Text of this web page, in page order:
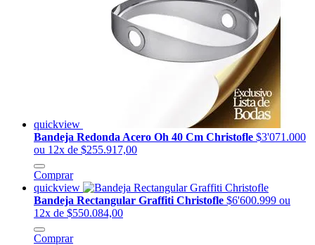
quickview
Bandeja Redonda Acero Oh 40 Cm Christofle $3'071.000
ou 12x de $255.917,00
Comprar
quickview
Bandeja Rectangular Graffiti Christofle $6'600.999 ou
12x de $550.084,00
Comprar